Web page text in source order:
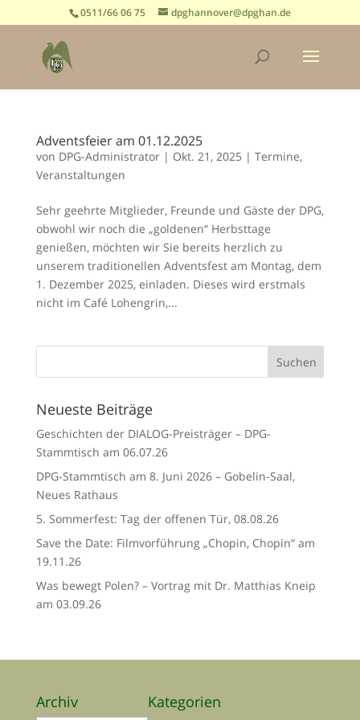
0511/66 06 75 dpghannover@dpghan.de
Adventsfeier am 01.12.2025
von DPG-Administrator| Okt. 21, 2025 | Termine,
Veranstaltungen
Sehr geehrte Mitglieder, Freunde und Gäste der DPG,
obwohl wir noch die „goldenen“ Herbsttage
genießen, möchten wir Sie bereits herzlich zu
unserem traditionellen Adventsfest am Montag, dem
1. Dezember 2025, einladen. Dieses wird erstmals
nicht im Café Lohengrin,...
Neueste Beiträge
Geschichten der DIALOG-Preisträger – DPG-
Stammtisch am 06.07.26
DPG-Stammtisch am 8. Juni 2026 – Gobelin-Saal,
Neues Rathaus
5. Sommerfest: Tag der offenen Tür, 08.08.26
Save the Date: Filmvorführung „Chopin, Chopin“ am
19.11.26
Was bewegt Polen? – Vortrag mit Dr. Matthias Kneip
am 03.09.26
Archiv Kategorien